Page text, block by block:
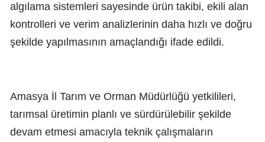
algılama sistemleri sayesinde ürün takibi, ekili alan
kontrolleri ve verim analizlerinin daha hızlı ve doğru
şekilde yapılmasının amaçlandığı ifade edildi.
Amasya İl Tarım ve Orman Müdürlüğü yetkilileri,
tarımsal üretimin planlı ve sürdürülebilir şekilde
devam etmesi amacıyla teknik çalışmaların